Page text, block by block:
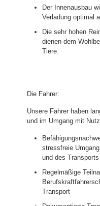
Der Innenausbau
Verladung optimal
Die sehr hohen
dienen dem
Tiere.
Die Fahrer:
Unsere Fahrer haben
und im Umgang mit
stressfreie
und des Transports
Regelmäßige
Transport